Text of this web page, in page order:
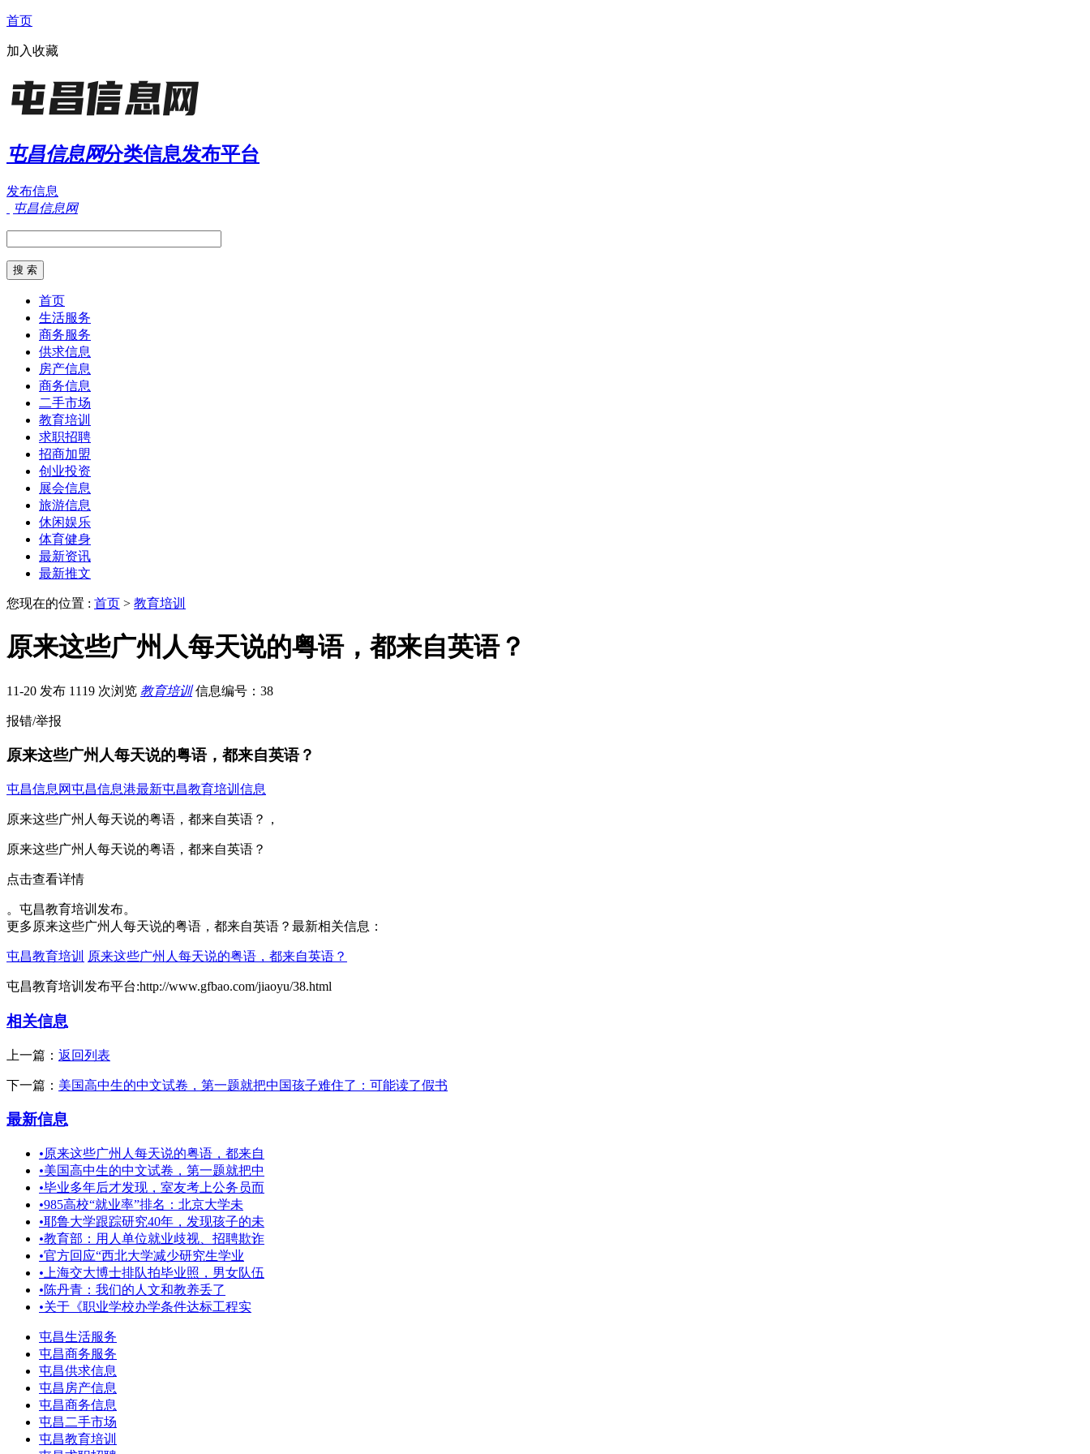
首页
加入收藏
屯昌信息网分类信息发布平台
发布信息
屯昌信息网
首页
生活服务
商务服务
供求信息
房产信息
商务信息
二手市场
教育培训
求职招聘
招商加盟
创业投资
展会信息
旅游信息
休闲娱乐
体育健身
最新资讯
最新推文
您现在的位置 : 首页 > 教育培训
原来这些广州人每天说的粤语，都来自英语？
11-20 发布 1119 次浏览 教育培训 信息编号：38
报错/举报
原来这些广州人每天说的粤语，都来自英语？
屯昌信息网屯昌信息港最新屯昌教育培训信息
原来这些广州人每天说的粤语，都来自英语？，
原来这些广州人每天说的粤语，都来自英语？
点击查看详情
。屯昌教育培训发布。
更多原来这些广州人每天说的粤语，都来自英语？最新相关信息：
屯昌教育培训 原来这些广州人每天说的粤语，都来自英语？
屯昌教育培训发布平台:http://www.gfbao.com/jiaoyu/38.html
相关信息
上一篇： 返回列表
下一篇： 美国高中生的中文试卷，第一题就把中国孩子难住了：可能读了假书
最新信息
•原来这些广州人每天说的粤语，都来自
•美国高中生的中文试卷，第一题就把中
•毕业多年后才发现，室友考上公务员而
•985高校“就业率”排名：北京大学未
•耶鲁大学跟踪研究40年，发现孩子的未
•教育部：用人单位就业歧视、招聘欺诈
•官方回应“西北大学减少研究生学业
• 上海交大博士排队拍毕业照，男女队伍
•陈丹青：我们的人文和教养丢了
•关于《职业学校办学条件达标工程实
屯昌生活服务
屯昌商务服务
屯昌供求信息
屯昌房产信息
屯昌商务信息
屯昌二手市场
屯昌教育培训